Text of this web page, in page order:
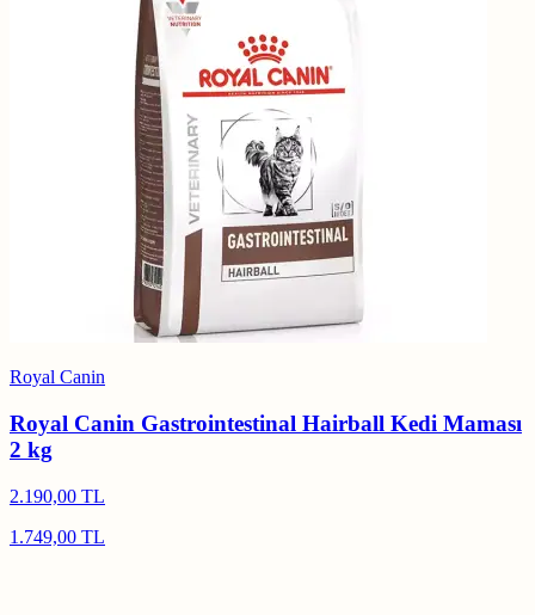
Royal Canin
Royal Canin Gastrointestinal Hairball Kedi Maması
2 kg
2.190,00 TL
1.749,00 TL